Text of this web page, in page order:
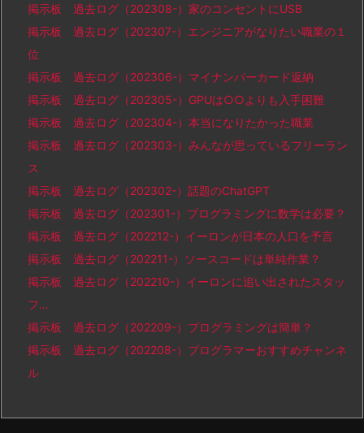
掲示板 過去ログ（202308-）家のコンセントにUSB
掲示板 過去ログ（202307-）エンジニアがなりたい職業の１
位
掲示板 過去ログ（202306-）マイナンバーカード返納
掲示板 過去ログ（202305-）GPUは○○よりも入手困難
掲示板 過去ログ（202304-）本当になりたかった職業
掲示板 過去ログ（202303-）みんなが思っているフリーラン
ス
掲示板 過去ログ（202302-）話題のChatGPT
掲示板 過去ログ（202301-）プログラミングに数学は必要？
掲示板 過去ログ（202212-）イーロンが日本の人口を予言
掲示板 過去ログ（202211-）ソースコードは単純作業？
掲示板 過去ログ（202210-）イーロンに追い出されたスタッ
フ…
掲示板 過去ログ（202209-）プログラミングは簡単？
掲示板 過去ログ（202208-）プログラマーおすすめチャンネ
ル